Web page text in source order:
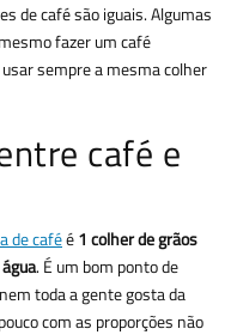
de café são iguais. Algumas
fazer um café
sempre a mesma colher
café e
de caféé1 colher de grãos
. É um bom ponto de
toda a gente gosta da
com as proporções não